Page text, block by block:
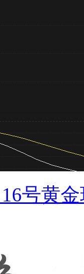
号黄金